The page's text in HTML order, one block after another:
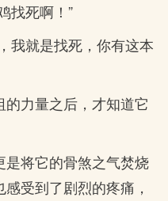
找死啊！”
我就是找死，你有这本
力量之后，才知道它
将它的骨煞之气焚烧
受到了剧烈的疼痛，